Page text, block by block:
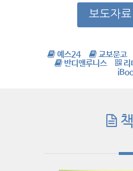
보도자료
예스24 교보문고
반디앤루니스
리